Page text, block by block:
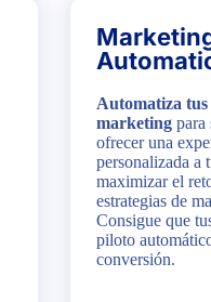
Automatiza tus
marketingpara
ofrecer una
personalizada a
maximizar el
estrategias de
Consigue que
piloto
conversión.